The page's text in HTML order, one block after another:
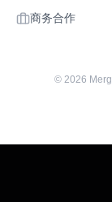
商务合作
© 2026